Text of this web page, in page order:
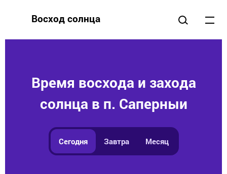
Восход солнца
Время восхода и захода
солнца в п. Саперныи
Сегодня Завтра Месяц